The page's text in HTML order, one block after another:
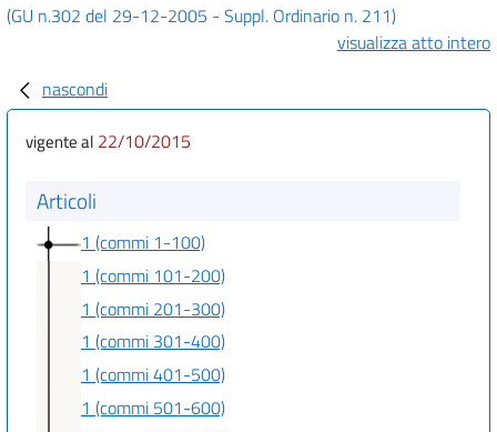
(GU n.302 del 29-12-2005 - Suppl. Ordinario n. 211)
visualizza atto intero
nascondi
vigente al 22/10/2015
Articoli
1 (commi 1-100)
1 (commi 101-200)
1 (commi 201-300)
1 (commi 301-400)
1 (commi 401-500)
1 (commi 501-600)